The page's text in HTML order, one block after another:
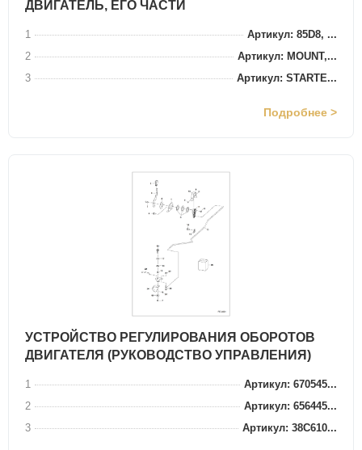
ДВИГАТЕЛЬ, ЕГО ЧАСТИ
1
Артикул: 85D8, ...
2
Артикул: MOUNT,...
3
Артикул: STARTE...
Подробнее >
УСТРОЙСТВО РЕГУЛИРОВАНИЯ ОБОРОТОВ
ДВИГАТЕЛЯ (РУКОВОДСТВО УПРАВЛЕНИЯ)
1
Артикул: 670545...
2
Артикул: 656445...
3
Артикул: 38C610...